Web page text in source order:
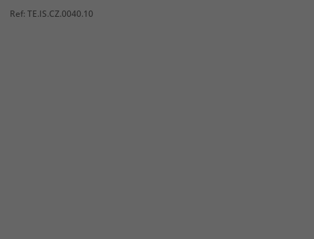
TE.IS.CZ.0040.10